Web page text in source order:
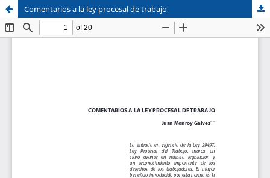
Sistema de
Bibliotecas
Facultad de
Derecho
Comentarios a la ley procesal de trabajo